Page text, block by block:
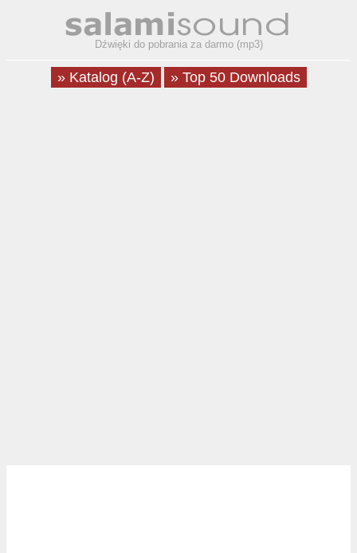
Dźwięki do pobrania za darmo (mp3)
» Katalog (A-Z) » Top 50 Downloads